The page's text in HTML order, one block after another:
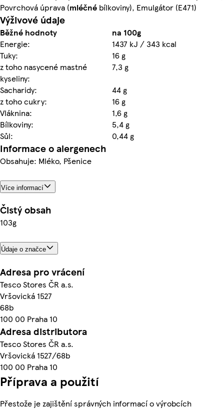
Povrchová úprava (mléčné bílkoviny), Emulgátor (E471)
Výživové údaje
Běžné hodnoty
na 100g
Energie:
1437 kJ / 343 kcal
Tuky:
16 g
z toho nasycené mastné
kyseliny:
7,3 g
Sacharidy:
44 g
z toho cukry:
16 g
Vláknina:
1,6 g
Bílkoviny:
5,4 g
Sůl:
0,44 g
Informace o alergenech
Obsahuje: Mléko, Pšenice
Více informací
Čistý obsah
103g
Údaje o značce
Adresa pro vrácení
Tesco Stores ČR a.s.
Vršovická 1527
68b
100 00 Praha 10
Adresa distributora
Tesco Stores ČR a.s.
Vršovická 1527/68b
100 00 Praha 10
Příprava a použití
Přestože je zajištění správných informací o výrobcích